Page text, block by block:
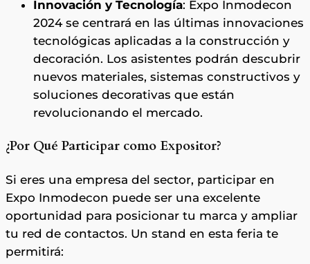
Innovación y Tecnología: Expo Inmodecon
2024 se centrará en las últimas innovaciones
tecnológicas aplicadas a la construcción y
decoración. Los asistentes podrán descubrir
nuevos materiales, sistemas constructivos y
soluciones decorativas que están
revolucionando el mercado​​.
¿Por Qué Participar como Expositor?
Si eres una empresa del sector, participar en
Expo Inmodecon puede ser una excelente
oportunidad para posicionar tu marca y ampliar
tu red de contactos. Un stand en esta feria te
permitirá: